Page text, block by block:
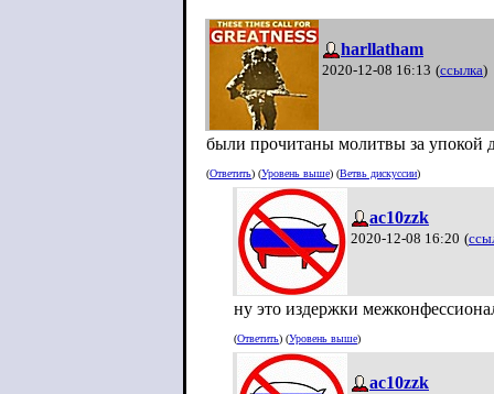
harllatham
2020-12-08 16:13 (ссылка)
были прочитаны молитвы за
(Ответить) (Уровень выше) (Ветвь дискуссии)
ac10zzk
2020-12-08 16:20 (
ну это издержки
(Ответить) (Уровень выше)
ac10zzk